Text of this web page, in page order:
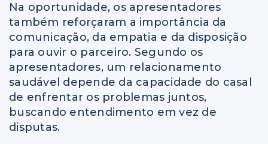
Na oportunidade, os apresentadores
também reforçaram a importância da
comunicação, da empatia e da disposição
para ouvir o parceiro. Segundo os
apresentadores, um relacionamento
saudável depende da capacidade do casal
de enfrentar os problemas juntos,
buscando entendimento em vez de
disputas.